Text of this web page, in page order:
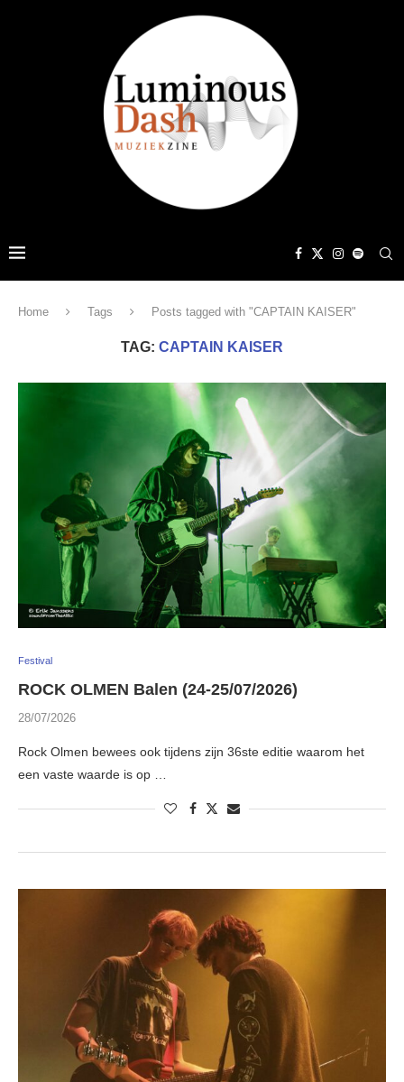
Home Tags Posts tagged with "CAPTAIN KAISER"
TAG: CAPTAIN KAISER
Festival
ROCK OLMEN Balen (24-25/07/2026)
28/07/2026
Rock Olmen bewees ook tijdens zijn 36ste editie waarom het
een vaste waarde is op …